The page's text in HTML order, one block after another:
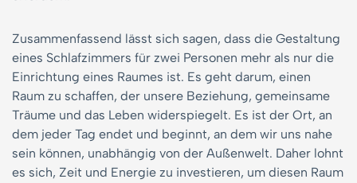
Zusammenfassend lässt sich sagen, dass die Gestaltung
eines Schlafzimmers für zwei Personen mehr als nur die
Einrichtung eines Raumes ist. Es geht darum, einen
Raum zu schaffen, der unsere Beziehung, gemeinsame
Träume und das Leben widerspiegelt. Es ist der Ort, an
dem jeder Tag endet und beginnt, an dem wir uns nahe
sein können, unabhängig von der Außenwelt. Daher lohnt
es sich, Zeit und Energie zu investieren, um diesen Raum